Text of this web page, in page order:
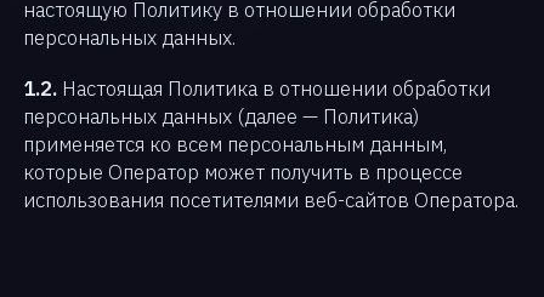
настоящую Политику в отношении обработки
персональных данных.
1.2. Настоящая Политика в отношении обработки
персональных данных (далее — Политика)
применяется ко всем персональным данным,
которые Оператор может получить в процессе
использования посетителями веб-сайтов Оператора.